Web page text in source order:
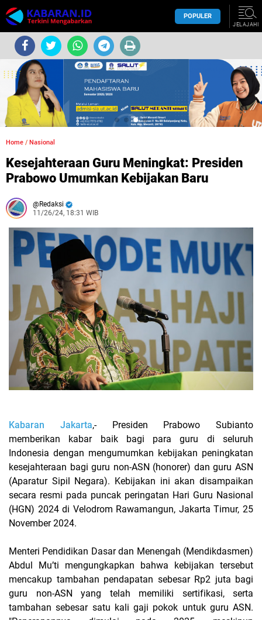
POPULER
JELAJAHI
Home / Nasional
Kesejahteraan Guru Meningkat: Presiden
Prabowo Umumkan Kebijakan Baru
Redaksi
11/26/24, 18:31 WIB
Kabaran Jakarta,- Presiden Prabowo Subianto
memberikan kabar baik bagi para guru di seluruh
Indonesia dengan mengumumkan kebijakan peningkatan
kesejahteraan bagi guru non-ASN (honorer) dan guru ASN
(Aparatur Sipil Negara). Kebijakan ini akan disampaikan
secara resmi pada puncak peringatan Hari Guru Nasional
(HGN) 2024 di Velodrom Rawamangun, Jakarta Timur, 25
November 2024.
Menteri Pendidikan Dasar dan Menengah (Mendikdasmen)
Abdul Mu’ti mengungkapkan bahwa kebijakan tersebut
mencakup tambahan pendapatan sebesar Rp2 juta bagi
guru non-ASN yang telah memiliki sertifikasi, serta
tambahan sebesar satu kali gaji pokok untuk guru ASN.